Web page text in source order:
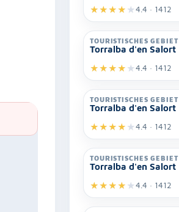
★★★★ ★4.4 · 1412
TOURISTISCHES GEBIET
Torralba d'en Salort
★★★★ ★4.4 · 1412
TOURISTISCHES GEBIET
Torralba d'en Salort
★★★★ ★4.4 · 1412
TOURISTISCHES GEBIET
Torralba d'en Salort
★★★★ ★4.4 · 1412